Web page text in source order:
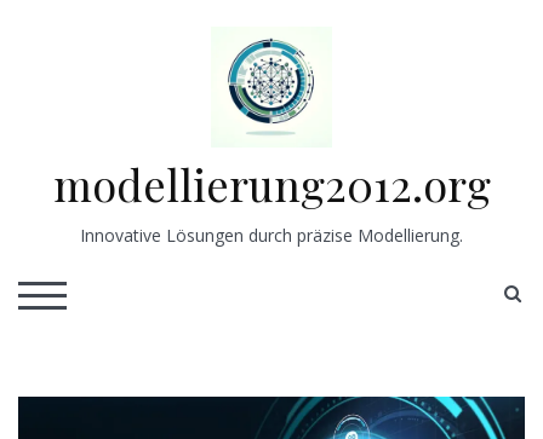
modellierung2012.org
Innovative Lösungen durch präzise Modellierung.
TOGGLE MOBILE MENU